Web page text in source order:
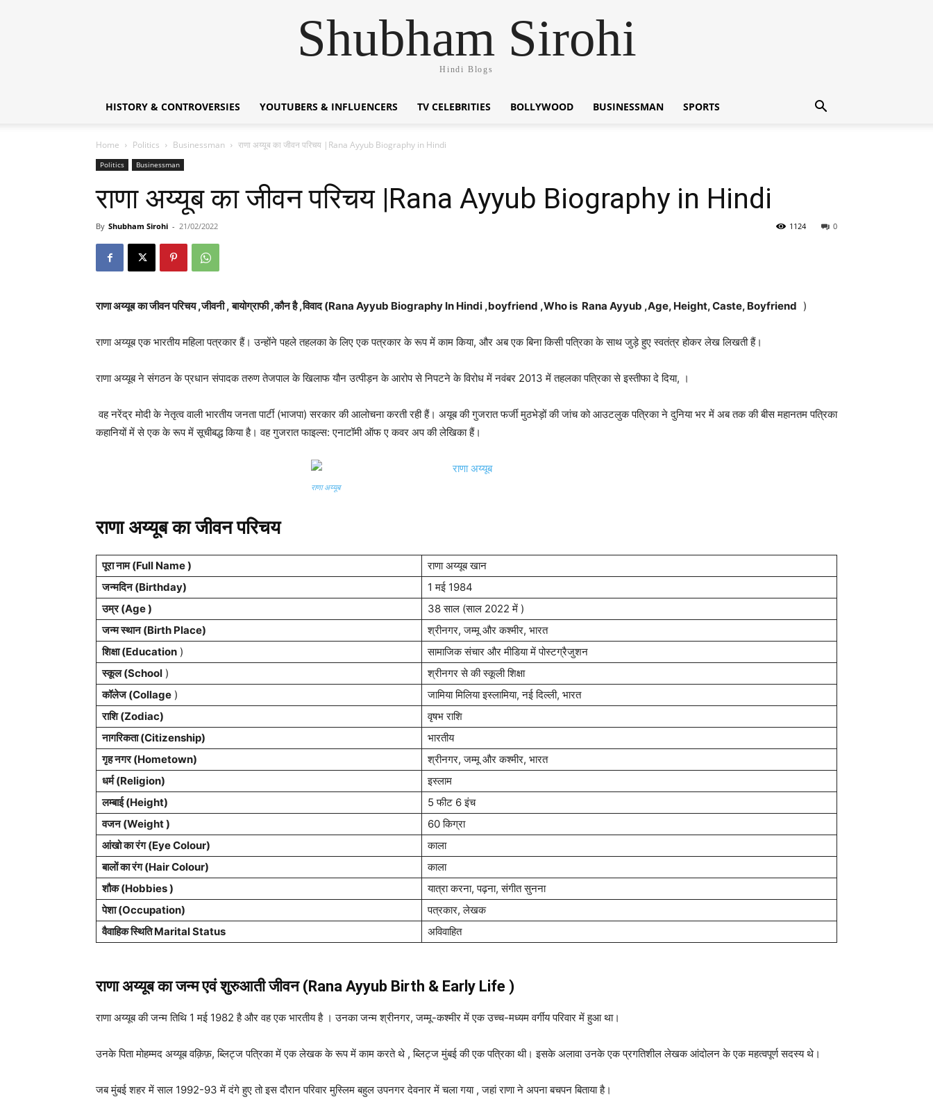
Shubham Sirohi
Hindi Blogs
HISTORY & CONTROVERSIES YOUTUBERS & INFLUENCERS TV CELEBRITIES BOLLYWOOD BUSINESSMAN SPORTS
Home Politics Businessman राणा अय्यूब का जीवन परिचय |Rana Ayyub Biography in Hindi
Politics Businessman
राणा अय्यूब का जीवन परिचय |Rana Ayyub Biography in Hindi
By Shubham Sirohi - 21/02/2022 0
1124
राणा अय्यूब का जीवन परिचय ,जीवनी , बायोग्राफी ,कौन है ,विवाद (Rana Ayyub Biography In Hindi ,boyfriend ,Who is Rana Ayyub ,Age, Height, Caste, Boyfriend )
राणा अय्यूब एक भारतीय महिला पत्रकार हैं। उन्होंने पहले तहलका के लिए एक पत्रकार के रूप में काम किया, और अब एक बिना किसी पत्रिका के साथ जुड़े हुए स्वतंत्र होकर लेख लिखती हैं।
राणा अय्यूब ने संगठन के प्रधान संपादक तरुण तेजपाल के खिलाफ यौन उत्पीड़न के आरोप से निपटने के विरोध में नवंबर 2013 में तहलका पत्रिका से इस्तीफा दे दिया, ।
वह नरेंद्र मोदी के नेतृत्व वाली भारतीय जनता पार्टी (भाजपा) सरकार की आलोचना करती रही हैं। अयूब की गुजरात फर्जी मुठभेड़ों की जांच को आउटलुक पत्रिका ने दुनिया भर में अब तक की बीस महानतम पत्रिका
कहानियों में से एक के रूप में सूचीबद्ध किया है। वह गुजरात फाइल्स: एनाटॉमी ऑफ ए कवर अप की लेखिका हैं।
राणा अय्यूब
राणा अय्यूब का जीवन परिचय
पूरा नाम (Full Name )
राणा अय्यूब खान
जन्मदिन (Birthday)
1 मई 1984
उम्र (Age )
38 साल (साल 2022 में )
जन्म स्थान (Birth Place)
श्रीनगर, जम्मू और कश्मीर, भारत
शिक्षा (Education )
सामाजिक संचार और मीडिया में पोस्टग्रैजुशन
स्कूल (School )
श्रीनगर से की स्कूली शिक्षा
कॉलेज (Collage )
जामिया मिलिया इस्लामिया, नई दिल्ली, भारत
राशि(Zodiac)
वृषभ राशि
नागरिकता(Citizenship)
भारतीय
गृह नगर(Hometown)
श्रीनगर, जम्मू और कश्मीर, भारत
धर्म (Religion)
इस्लाम
लम्बाई (Height)
5 फीट 6 इंच
वजन (Weight )
60 किग्रा
आंखो का रंग (Eye Colour)
काला
बालों का रंग (Hair Colour)
काला
शौक (Hobbies )
यात्रा करना, पढ़ना, संगीत सुनना
पेशा(Occupation)
पत्रकार, लेखक
वैवाहिक स्थिति Marital Status
अविवाहित
राणा अय्यूब का जन्म एवं शुरुआती जीवन (Rana Ayyub Birth & Early Life )
राणा अय्यूब की जन्म तिथि 1 मई 1982 है और वह एक भारतीय है । उनका जन्म श्रीनगर, जम्मू-कश्मीर में एक उच्च-मध्यम वर्गीय परिवार में हुआ था।
उनके पिता मोहम्मद अय्यूब वक़िफ़, ब्लिट्ज पत्रिका में एक लेखक के रूप में काम करते थे , ब्लिट्ज मुंबई की एक पत्रिका थी। इसके अलावा उनके एक प्रगतिशील लेखक आंदोलन के एक महत्वपूर्ण सदस्य थे।
जब मुंबई शहर में साल 1992-93 में दंगे हुए तो इस दौरान परिवार मुस्लिम बहुल उपनगर देवनार में चला गया , जहां राणा ने अपना बचपन बिताया है।